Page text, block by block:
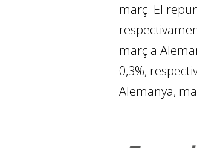
març. El
març a
0,3%,
Alemanya,